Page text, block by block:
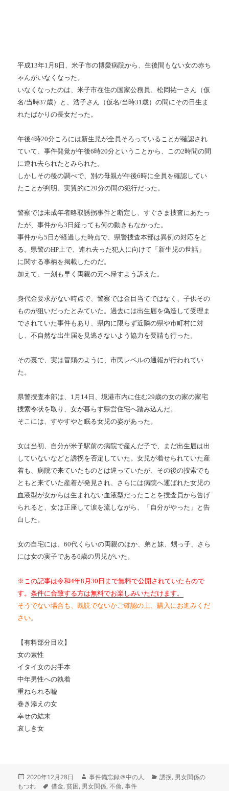
平成13年1 月8 日、米子市の博愛病院から、生後間もない女の赤ち
ゃんがいなくなった。
いなくなったのは、米子市在住の国家公務員、松岡祐一さん（仮
名/当時37歳）と、浩子さん（仮名/当時31歳）の間にその日生ま
れたばかりの長女だった。
午後4時20分ころには新生児が全員そろっていることが確認され
ていて、事件発覚が午後6時20分ということから、この2時間の間
に連れ去られたとみられた。
しかしその後の調べで、別の母親が午後6時に全員を確認してい
たことが判明、実質的に20分の間の犯行だった。
警察では未成年者略取誘拐事件と断定し、すぐさま捜査にあたっ
たが、事件から3 日経っても何の動きもなかった。
事件から5 日が経過した時点で、県警捜査本部は異例の対応をと
る。県警のHP上で、連れ去った犯人に向けて「新生児の世話」
に関する事柄を掲載したのだ。
加えて、一刻も早く両親の元へ帰すよう訴えた。
身代金要求がない時点で、警察では金目当てではなく、子供その
ものが狙いだったとみていた。過去には出生届を偽造して受理ま
でされていた事件もあり、県内に限らず近隣の県や市町村に対
し、不自然な出生届を見逃さないよう協力を要請も行った。
その裏で、実は冒頭のように、市民レベルの通報が行われてい
た。
県警捜査本部は、 1 月 14 日、境港市内に住む29歳の女の家の家宅
捜索令状を取り、女が暮らす県営住宅へ踏み込んだ。
そこには、すやすやと眠る女児の姿があった。
女は当初、自分が米子駅前の病院で産んだ子で、まだ出生届は出
していないなどと誘拐を否定していた。女児が着せられていた産
着も、病院で来ていたものとは違っていたが、その後の捜索でも
ともと来ていた産着が発見され、さらには病院へ運ばれた女児の
血液型が女からは生まれない血液型だったことを捜査員から告げ
られると、女は正座して涙を流しながら、「自分がやった」と告
白した。
女の自宅には、60代くらいの両親のほか、弟と妹、甥っ子、さら
には女の実子である6歳の男児がいた。
※この記事は令和4年8月30日まで無料で公開されていたもので
す。条件に合致する方は無料でお楽しみいただけます。
そうでない場合も、既読でないかご確認の上、購入にお進みくだ
さい。
【有料部分目次】
女の素性
イタイ女のお手本
中年男性への執着
重ねられる嘘
巻き添えの女
幸せの結末
哀しき女
投
稿
2020年12月28日
作
成
事件備忘録＠中の人
カ
誘拐, 男女関係の
もつれ
タ
借金,貧困, 男女関係,不倫,事件